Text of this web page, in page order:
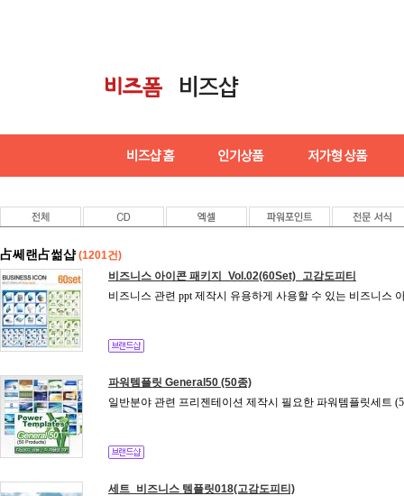
占쎄랜占썲샵 (1201건)
비즈니스 아이콘 패키지_Vol.02(60Set)_고감도피티
비즈니스 관련 ppt 제작시 유용하게 사용할 수 있는 비즈니스
파워템플릿 General50 (50종)
일반분야 관련 프리젠테이션 제작시 필요한 파워템플릿세트
세트_비즈니스 템플릿018(고감도피티)